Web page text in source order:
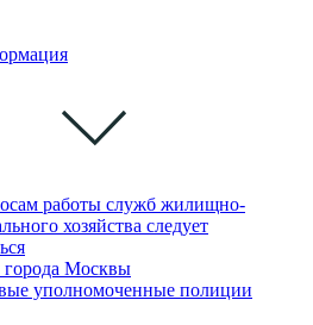
работы служб жилищно-
хозяйства следует
Москвы
уполномоченные полиции